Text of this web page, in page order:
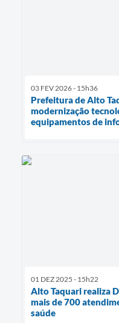
03 FEV 2026 - 15h36
Prefeitura de Alto
modernização
equipamentos de
01 DEZ 2025 - 15h22
Alto Taquari realiza
mais de 700
saúde